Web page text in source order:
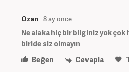
Ozan 8 ay önce
Ne alaka hiç bir bilginiz yok çok
biride siz olmayın
Beğen
Cevapla